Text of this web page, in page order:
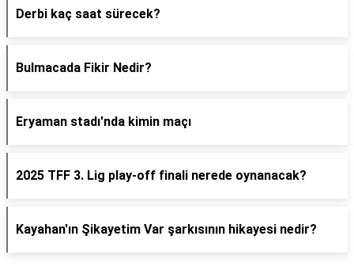
Derbi kaç saat sürecek?
Bulmacada Fikir Nedir?
Eryaman stadı'nda kimin maçı
2025 TFF 3. Lig play-off finali nerede oynanacak?
Kayahan'ın Şikayetim Var şarkısının hikayesi nedir?